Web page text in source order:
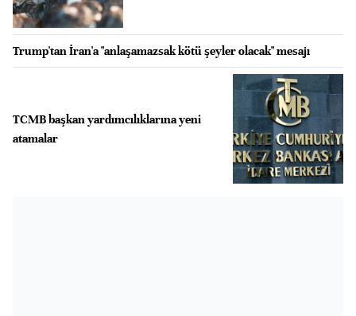
Trump'tan İran'a "anlaşamazsak kötü şeyler olacak" mesajı
TCMB başkan yardımcılıklarına yeni
atamalar